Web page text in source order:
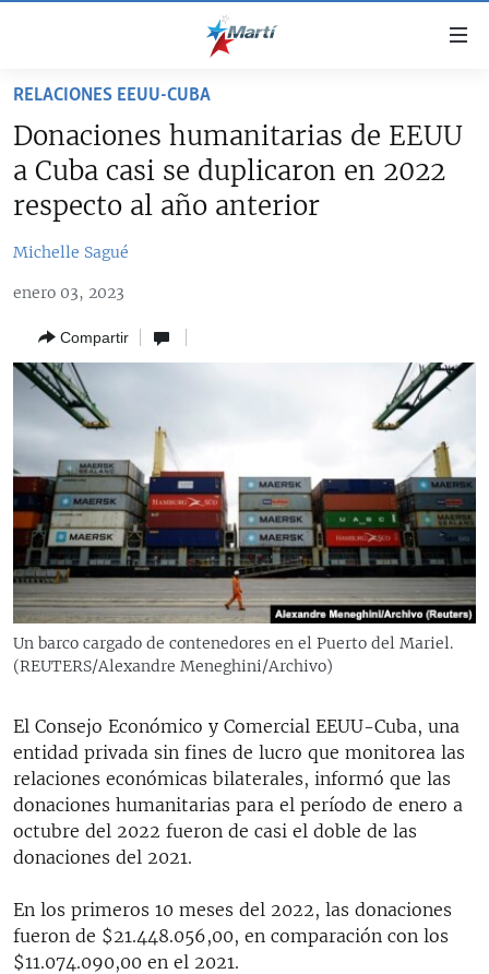
accesibilidad
contenido
principal
navegación
principal
búsqueda
SOBRE CUBA
ESTADOS UNIDOS
DEPORTES
ARTE Y ENTRETENIMIENTO
OPINIÓN GRÁFICA
AUDIOVISUALES MARTÍ
RADIO MARTÍ
ESPECIALES
ESPECIALES
LA REALIDAD DE LA VIVIENDA EN CUBA
SER VIEJO EN CUBA
LOS SANTOS DE HIALEAH
DESINFORMACIÓN RUSA EN AMÉRICA LATINA
LA INVASIÓN DE RUSIA A UCRANIA
MULTIMEDIA
EDITORIALES
RELACIONES EEUU-CUBA
Donaciones humanitarias de EEUU
a Cuba casi se duplicaron en 2022
respecto al año anterior
Michelle Sagué
enero 03, 2023
Compartir
Un barco cargado de contenedores en el Puerto del Mariel.
(REUTERS/Alexandre Meneghini/Archivo)
El Consejo Económico y Comercial EEUU-Cuba, una
entidad privada sin fines de lucro que monitorea las
relaciones económicas bilaterales, informó que las
donaciones humanitarias para el período de enero a
octubre del 2022 fueron de casi el doble de las
donaciones del 2021.
En los primeros 10 meses del 2022, las donaciones
fueron de $21.448.056,00, en comparación con los
$11.074.090,00 en el 2021.